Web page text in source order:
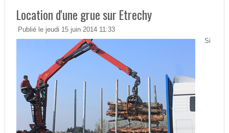
Location d'une grue sur Etrechy
Publié le jeudi 15 juin 2014 11:33
Si